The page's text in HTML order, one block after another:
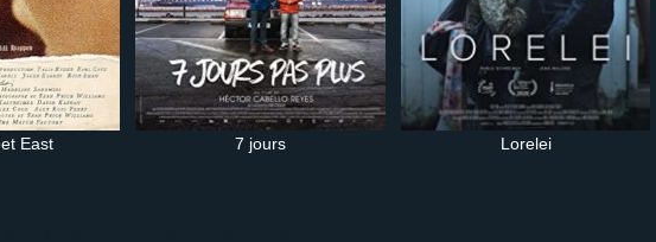
East 7 jours Lorelei